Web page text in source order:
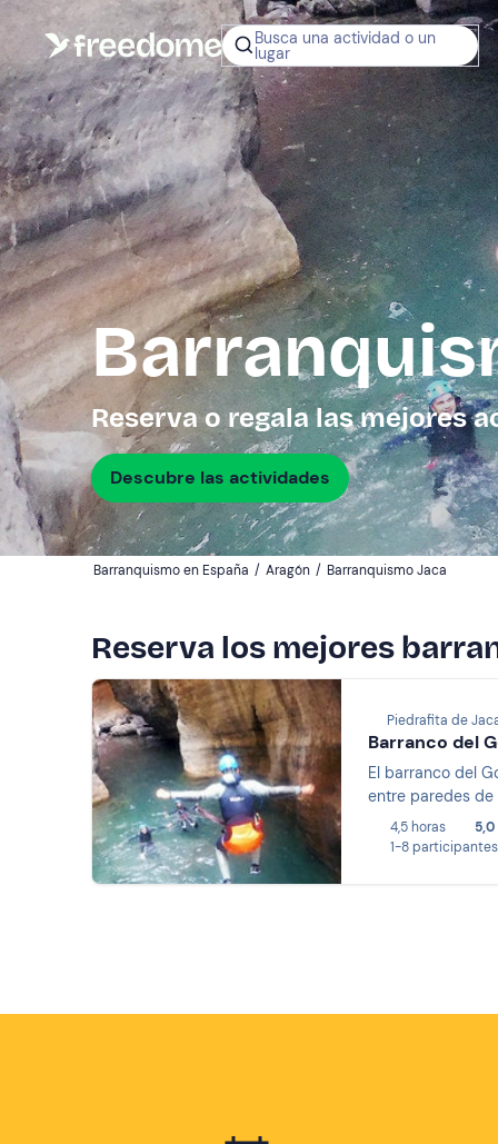
Busca una actividad o un
lugar
¿No sabes
regalar?
Tarjeta Regalo
Freedome
Un regalo
permite elegir
experiencias
en toda
Regala
Reserva o regala las mejores
Descubre las actividades
Barranquismo en España / Aragón / Barranquismo Jaca
Reserva los mejores
Piedrafita de
Barranco del
El barranco del
entre paredes de
4,5 horas
5,0
1-8 participantes